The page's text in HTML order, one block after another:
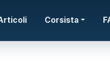
Corsista